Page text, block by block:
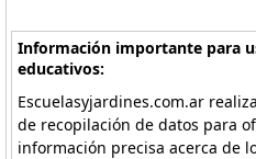
Información importante para
educativos:
Escuelasyjardines.com.ar
de recopilación de datos para
información precisa acerca de